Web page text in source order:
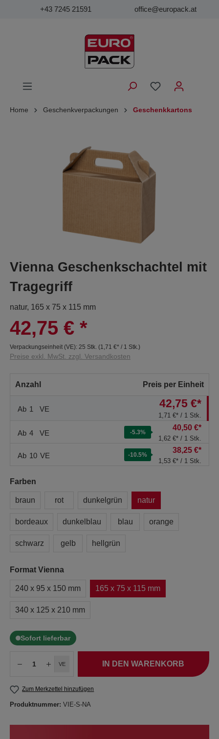
+43 7245 21591 office@europack.at
Home Geschenkverpackungen Geschenkkartons
Vienna Geschenkschachtel mit
Tragegriff
natur, 165 x 75 x 115 mm
42,75 € *
Verpackungseinheit (VE): 25 Stk. (1,71 €* / 1 Stk.)
Preise exkl. MwSt. zzgl. Versandkosten
Anzahl Preis per Einheit
Ab 1 VE 42,75 €*
1,71 €* / 1 Stk.
Ab 4 VE -5.3%
40,50 €*
1,62 €* / 1 Stk.
Ab 10 VE -10.5%
38,25 €*
1,53 €* / 1 Stk.
Farben
braun rot dunkelgrün natur
bordeaux dunkelblau blau orange
schwarz gelb hellgrün
Format Vienna
240 x 95 x 150 mm 165 x 75 x 115 mm
340 x 125 x 210 mm
Sofort lieferbar
VE IN DEN WARENKORB
Zum Merkzettel hinzufügen
Produktnummer: VIE-S-NA